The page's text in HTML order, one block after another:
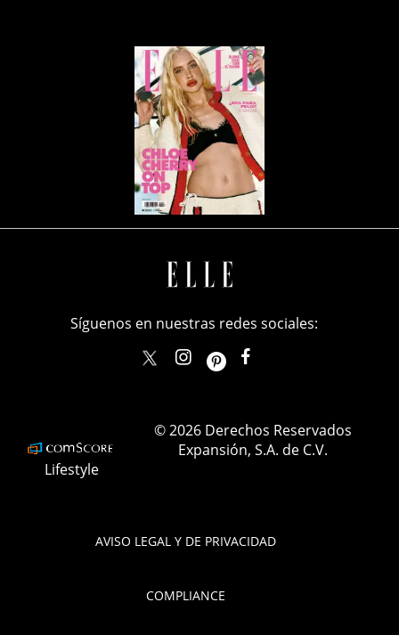
AVISO LEGAL Y DE PRIVACIDAD
COMPLIANCE
Síguenos en nuestras redes sociales:
elle_mexicoellemexico
Lifestyle
© 2026 Derechos Reservados
Expansión, S.A. de C.V.